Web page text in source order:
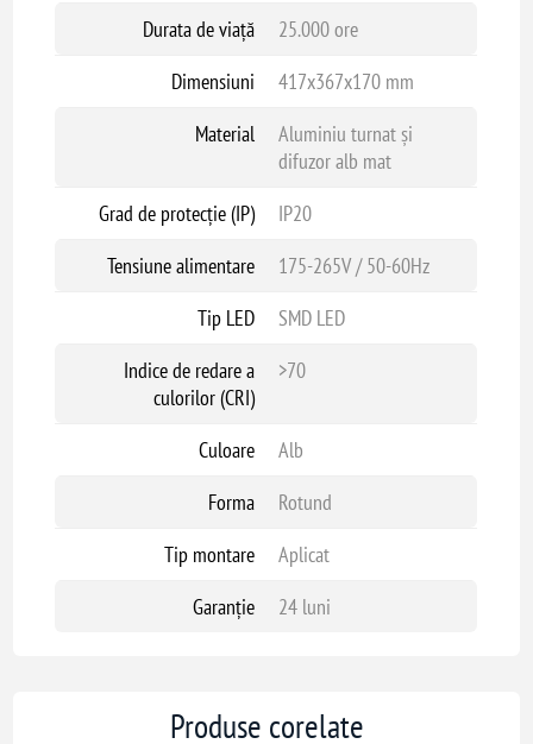
Durata de viață
25.000 ore
Dimensiuni
417x367x170 mm
Material
Aluminiu turnat și
difuzor alb mat
Grad de protecție (IP)
IP20
Tensiune alimentare
175-265V / 50-60Hz
Tip LED
SMD LED
Indice de redare a
culorilor (CRI)
>70
Culoare
Alb
Forma
Rotund
Tip montare
Aplicat
Garanție
24 luni
Produse corelate